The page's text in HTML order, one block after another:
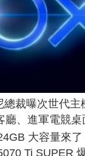
總裁曝次世代
廳、進軍電競桌
大容量來
Ti SUPER